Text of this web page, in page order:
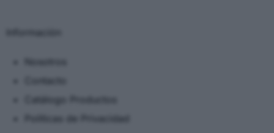
Información
Políticas de Privacidad